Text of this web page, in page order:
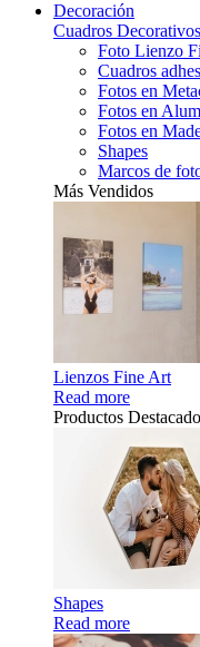
Decoración
Cuadros Decorativos
Foto Lienzo
Cuadros
Fotos en
Fotos en
Fotos en
Shapes
Marcos de
Más Vendidos
Lienzos Fine Art
Read more
Productos
Shapes
Read more